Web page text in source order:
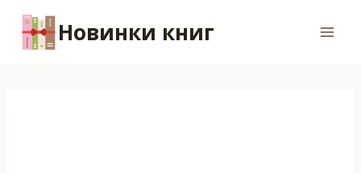
содержимому
Новинки книг